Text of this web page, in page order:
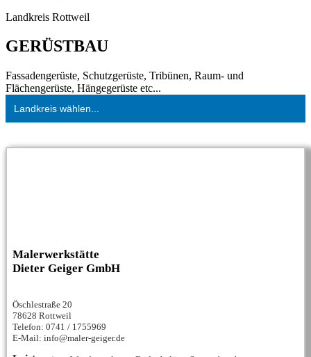
Landkreis Rottweil
GERÜSTBAU
Fassadengerüste, Schutzgerüste, Tribünen, Raum- und
Flächengerüste, Hängegerüste etc...
Landkreis wählen...
Malerwerkstätte
Dieter Geiger GmbH
Öschlestraße 20
78628 Rottweil
Telefon: 0741 / 1755969
E-Mail: info@maler-geiger.de